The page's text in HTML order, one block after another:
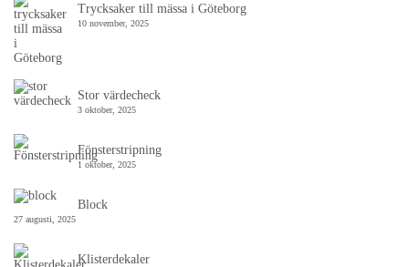
Trycksaker till mässa i Göteborg
10 november, 2025
Stor värdecheck
3 oktober, 2025
Fönsterstripning
1 oktober, 2025
Block
27 augusti, 2025
Klisterdekaler